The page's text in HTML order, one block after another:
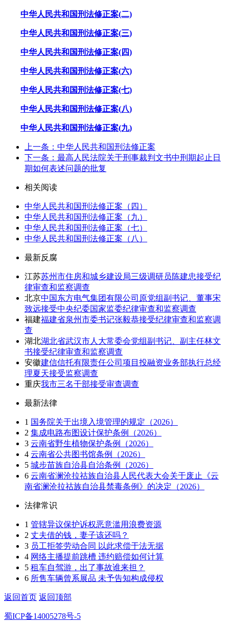
中华人民共和国刑法修正案(二)
中华人民共和国刑法修正案(三)
中华人民共和国刑法修正案(四)
中华人民共和国刑法修正案(六)
中华人民共和国刑法修正案(七)
中华人民共和国刑法修正案(八)
中华人民共和国刑法修正案(九)
上一条：中华人民共和国刑法修正案
下一条：最高人民法院关于刑事裁判文书中刑期起止日
期如何表述问题的批复
相关阅读
中华人民共和国刑法修正案（四）
中华人民共和国刑法修正案（九）
中华人民共和国刑法修正案（七）
中华人民共和国刑法修正案（八）
最新反腐
江苏苏州市住房和城乡建设局三级调研员陈建忠接受纪
律审查和监察调查
北京中国东方电气集团有限公司原党组副书记、董事宋
致远接受中央纪委国家监委纪律审查和监察调查
福建福建省泉州市委书记张毅恭接受纪律审查和监察调
查
湖北湖北省武汉市人大常委会党组副书记、副主任林文
书接受纪律审查和监察调查
安徽建信信托有限责任公司项目投融资业务部执行总经
理夏天接受监察调查
重庆我市三名干部接受审查调查
最新法律
1 国务院关于出境入境管理的规定（2026）
2 集成电路布图设计保护条例（2026）
3 云南省野生植物保护条例（2026）
4 云南省公共图书馆条例（2026）
5 城步苗族自治县自治条例（2026）
6 云南省澜沧拉祜族自治县人民代表大会关于废止《云
南省澜沧拉祜族自治县禁毒条例》的决定（2026）
法律常识
1 管辖异议保护诉权恶意滥用浪费资源
2 丈夫借的钱，妻子该还吗？
3 员工拒签劳动合同 以此求偿于法无据
4 网络主播提前跳槽 违约赔偿如何计算
5 租车自驾游，出了事故谁来担？
6 所售车辆曾系展品 未予告知构成侵权
返回首页 返回顶部
蜀ICP备14005278号-5